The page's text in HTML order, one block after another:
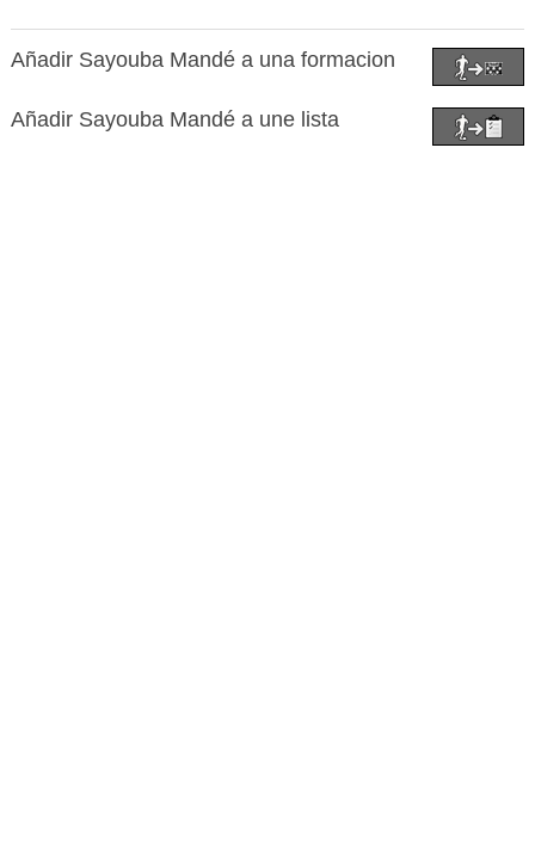
Añadir Sayouba Mandé a una formacion
Añadir Sayouba Mandé a une lista